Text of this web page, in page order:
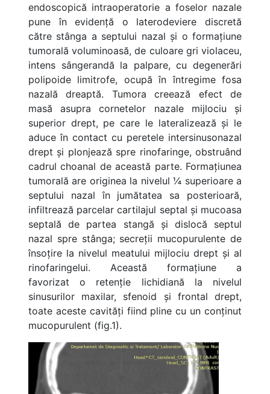
endoscopică intraoperatorie a foselor nazale
pune în evidență o laterodeviere discretă
către stânga a septului nazal și o formațiune
tumorală voluminoasă, de culoare gri violaceu,
intens sângerandă la palpare, cu degenerări
polipoide limitrofe, ocupă în întregime fosa
nazală dreaptă. Tumora creează efect de
masă asupra cornetelor nazale mijlociu și
superior drept, pe care le lateralizează și le
aduce în contact cu peretele intersinusonazal
drept și plonjează spre rinofaringe, obstruând
cadrul choanal de această parte. Formațiunea
tumorală are originea la nivelul ¼ superioare a
septului nazal în jumătatea sa posterioară,
infiltrează parcelar cartilajul septal și mucoasa
septală de partea stangă și dislocă septul
nazal spre stânga; secreții mucopurulente de
însoțire la nivelul meatului mijlociu drept și al
rinofaringelui. Această formațiune a
favorizat o retenție lichidiană la nivelul
sinusurilor maxilar, sfenoid și frontal drept,
toate aceste cavități fiind pline cu un conținut
mucopurulent (fig.1).